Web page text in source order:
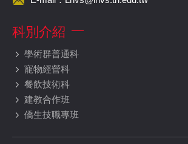
科別介紹
學術群普通科
寵物經營科
餐飲技術科
建教合作班
僑生技職專班